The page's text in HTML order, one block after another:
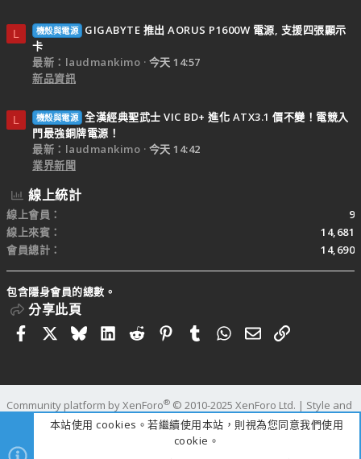
L 機殼與電源
GIGABYTE 推出 AORUS P1600W 電源, 支援四張顯示
卡
最新：laudmankimo
今天 14:57
新品資訊
L 機殼與電源 全漢經典聖武士 VIC BD+ 進化 ATX3.1 價不變！電競入
門最強銅牌電源！
最新：laudmankimo
今天 14:42
業界新聞
線上統計
線上會員
9
線上來賓
14,681
會員總計
14,690
包含隱身會員的總數。
分享此頁
FacebookBlueskyLinkedIn
RedditPinterestTumblrWhatsApp
電子郵件
連結
Community platform by XenForo® © 2010-2025 XenForo Ltd. | Style and
add-ons by ThemeHouse
時間 1.1454s
本站使用 cookies。若繼續使用本站，則視為您同意我們使用
cookie。